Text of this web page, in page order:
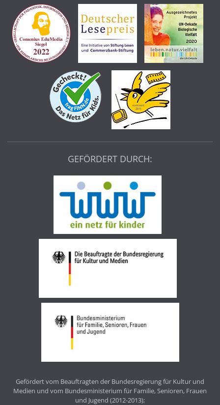
GEFÖRDERT DURCH:
Gefördert vom Beauftragten der Bundesregierung für Kultur und
Medien und vom Bundesministerium für Familie, Senioren, Frauen
und Jugend (2012-2013);